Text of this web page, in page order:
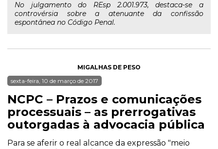
No julgamento do REsp 2.001.973, destaca-se a
controvérsia sobre a atenuante da confissão
espontânea no Código Penal.
MIGALHAS DE PESO
sexta-feira, 10 de março de 2017
NCPC – Prazos e comunicações
processuais – as prerrogativas
outorgadas à advocacia pública
Para se aferir o real alcance da expressão "meio